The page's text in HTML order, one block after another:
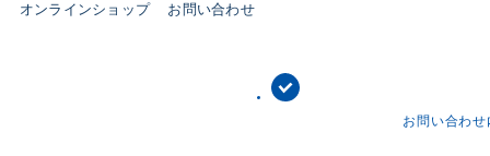
オンラインショップ お問い合わせ
お問い合わ